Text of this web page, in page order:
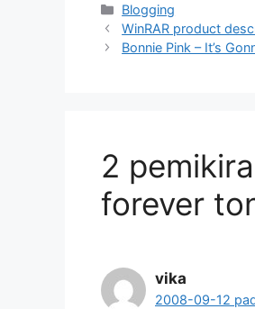
Kategori
Blogging
WinRAR product
Bonnie Pink – It’s
2
forever
vika
2008-09-12